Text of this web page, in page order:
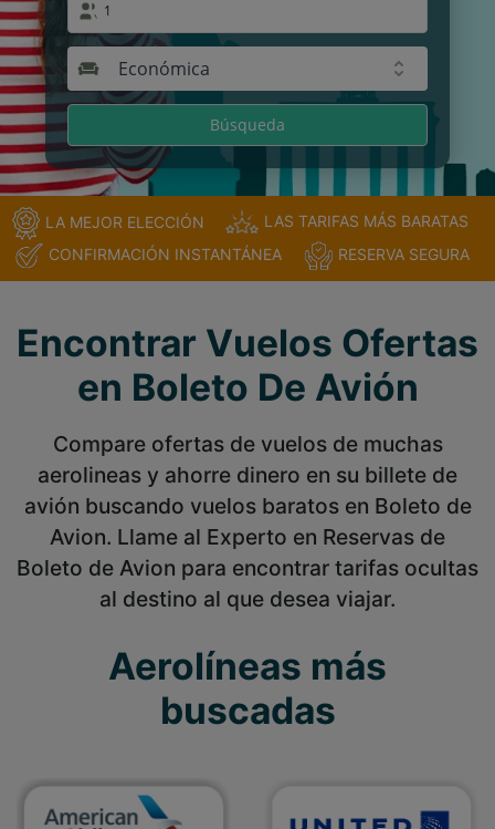
1
Económica
Búsqueda
LA MEJOR ELECCIÓN
LAS TARIFAS MÁS BARATAS
CONFIRMACIÓN INSTANTÁNEA
RESERVA SEGURA
Encontrar Vuelos Ofertas
en Boleto De Avión
Compare ofertas de vuelos de muchas
aerolineas y ahorre dinero en su billete de
avión buscando vuelos baratos en Boleto de
Avion. Llame al Experto en Reservas de
Boleto de Avion para encontrar tarifas ocultas
al destino al que desea viajar.
Aerolíneas más
buscadas